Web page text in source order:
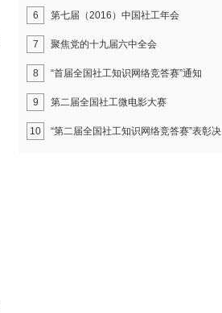
6 第七届（2016）中国社工年会
7 聚焦党的十九届六中全会
8 “首届全国社工知识网络竞答赛”通知
9 第二届全国社工微电影大赛
10 “第二届全国社工知识网络竞答赛”表彰决